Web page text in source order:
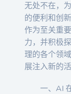
无处不在，
的便利和创
作为至关重
力，并积极
理的各个领
展注入新的活
一、AI